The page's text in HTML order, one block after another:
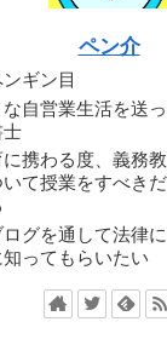
ペン介
ギン目
自営業生活を送
士
携わる度、義務
て授業をすべき
ログを通して法律
ってもらいたい